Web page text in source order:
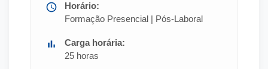
Horário:
Formação Presencial | Pós-Laboral
Carga horária:
25 horas